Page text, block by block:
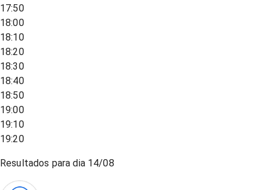
17:50
18:00
18:10
18:20
18:30
18:40
18:50
19:00
19:10
19:20
Resultados para dia 14/08